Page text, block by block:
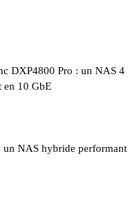
DXP4800 Pro : un NAS 4
en 10 GbE
un NAS hybride performant